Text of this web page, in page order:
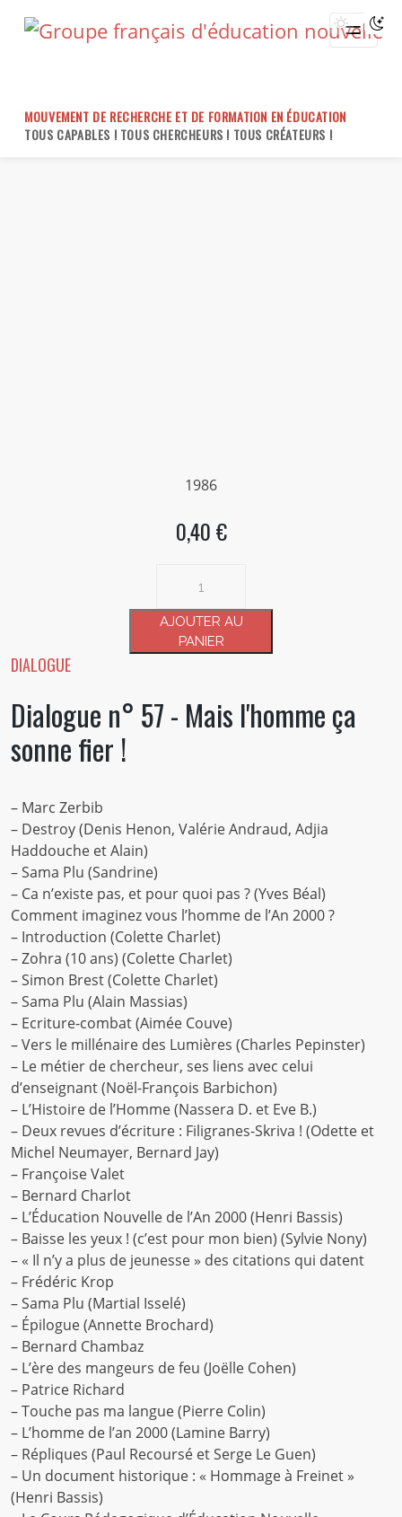
MOUVEMENT DE RECHERCHE ET DE FORMATION EN ÉDUCATION
TOUS CAPABLES ! TOUS CHERCHEURS ! TOUS CRÉATEURS !
1986
0,40 €
Dialogue
57
Mais
l'homme
AJOUTER AU
PANIER
DIALOGUE
Dialogue n° 57 - Mais l'homme ça
sonne fier !
– Marc Zerbib
– Destroy (Denis Henon, Valérie Andraud, Adjia
Haddouche et Alain)
– Sama Plu (Sandrine)
– Ca n’existe pas, et pour quoi pas ? (Yves Béal)
Comment imaginez vous l’homme de l’An 2000 ?
– Introduction (Colette Charlet)
– Zohra (10 ans) (Colette Charlet)
– Simon Brest (Colette Charlet)
– Sama Plu (Alain Massias)
– Ecriture-combat (Aimée Couve)
– Vers le millénaire des Lumières (Charles Pepinster)
– Le métier de chercheur, ses liens avec celui
d’enseignant (Noël-François Barbichon)
– L’Histoire de l’Homme (Nassera D. et Eve B.)
– Deux revues d’écriture : Filigranes-Skriva ! (Odette et
Michel Neumayer, Bernard Jay)
– Françoise Valet
– Bernard Charlot
– L’Éducation Nouvelle de l’An 2000 (Henri Bassis)
– Baisse les yeux ! (c’est pour mon bien) (Sylvie Nony)
– « Il n’y a plus de jeunesse » des citations qui datent
– Frédéric Krop
– Sama Plu (Martial Isselé)
– Épilogue (Annette Brochard)
– Bernard Chambaz
– L’ère des mangeurs de feu (Joëlle Cohen)
– Patrice Richard
– Touche pas ma langue (Pierre Colin)
– L’homme de l’an 2000 (Lamine Barry)
– Répliques (Paul Recoursé et Serge Le Guen)
– Un document historique : « Hommage à Freinet »
(Henri Bassis)